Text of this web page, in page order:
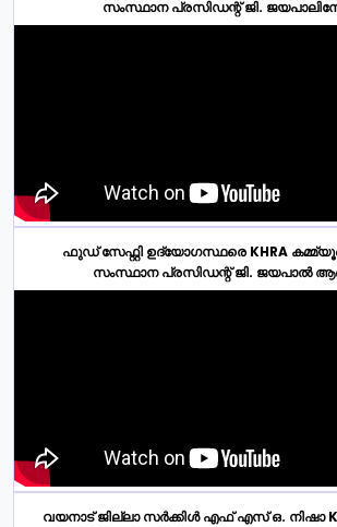
സംസ്ഥാന പ്രസിഡന്റ് ജി.
ഫുഡ് സേഫ്റ്റി ഉദ്യോഗസ്ഥരെ KHRA
സംസ്ഥാന പ്രസിഡന്റ് ജി. ജയപാൽ
വയനാട് ജില്ലാ സർക്കിൾ എഫ് എസ് ഒ. നിഷാ